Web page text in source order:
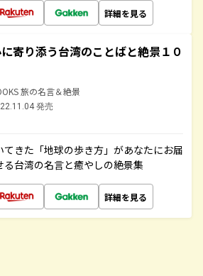
詳細を見る
寄り添う台湾のことばと絶景１０
旅の名言＆絶景
発売
きた「地球の歩き方」があなたにお届
る台湾の名言と癒やしの絶景集
詳細を見る